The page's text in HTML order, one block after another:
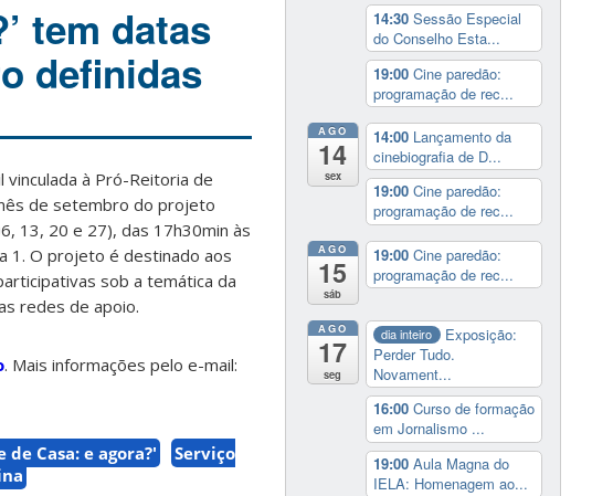
tem datas
definidas
vinculada à Pró-Reitoria de
de setembro do projeto
13, 20 e 27), das 17h30min às
1. O projeto é destinado aos
sob a temática da
redes de apoio.
. Mais informações pelo e-mail:
de Casa: e agora?'
Serviço
14:30 Sessão Especial
do Conselho Esta...
19:00 Cine paredão:
programação de rec...
AGO
14
sex
14:00 Lançamento da
cinebiografia de D...
19:00 Cine paredão:
programação de rec...
AGO
15
sáb
19:00 Cine paredão:
programação de rec...
AGO
17
seg
dia inteiro
Exposição:
Perder Tudo.
Novament...
16:00 Curso de formação
em Jornalismo ...
19:00 Aula Magna do
IELA: Homenagem ao...